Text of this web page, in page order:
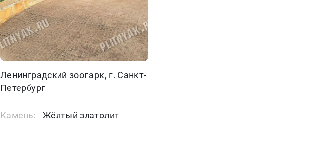
Ленинградский зоопарк, г. Санкт-
Петербург
Камень: Жёлтый златолит